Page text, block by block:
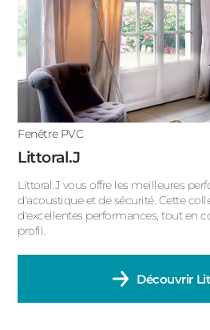
Fenêtre PVC
Littoral.J
Littoral.J vous offre les meilleures
d'acoustique et de sécurité. Cette
d'excellentes performances, tout en
profil.
Découvrir